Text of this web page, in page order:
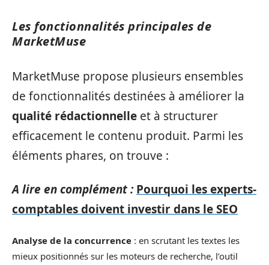
Les fonctionnalités principales de
MarketMuse
MarketMuse propose plusieurs ensembles
de fonctionnalités destinées à améliorer la
qualité rédactionnelle et à structurer
efficacement le contenu produit. Parmi les
éléments phares, on trouve :
A lire en complément : Pourquoi les experts-
comptables doivent investir dans le SEO
Analyse de la concurrence : en scrutant les textes les
mieux positionnés sur les moteurs de recherche, l’outil